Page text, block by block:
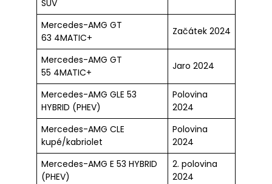
SUV
Mercedes-AMG GT
63 4MATIC+
Začátek 2024
Mercedes-AMG GT
55 4MATIC+
Jaro 2024
Mercedes-AMG GLE 53
HYBRID (PHEV)
Polovina
2024
Mercedes-AMG CLE
kupé/kabriolet
Polovina
2024
Mercedes-AMG E 53 HYBRID
(PHEV)
2. polovina
2024